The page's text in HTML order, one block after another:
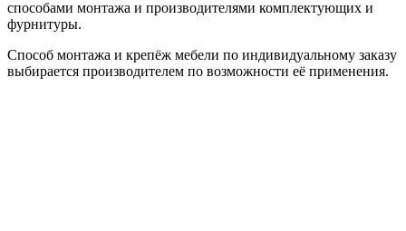
способами монтажа и производителями комплектующих и
фурнитуры.
Способ монтажа и крепёж мебели по индивидуальному заказу
выбирается производителем по возможности её применения.